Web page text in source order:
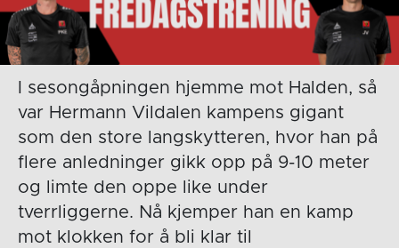
I sesongåpningen hjemme mot Halden, så
var Hermann Vildalen kampens gigant
som den store langskytteren, hvor han på
flere anledninger gikk opp på 9-10 meter
og limte den oppe like under
tverrliggerne. Nå kjemper han en kamp
mot klokken for å bli klar til